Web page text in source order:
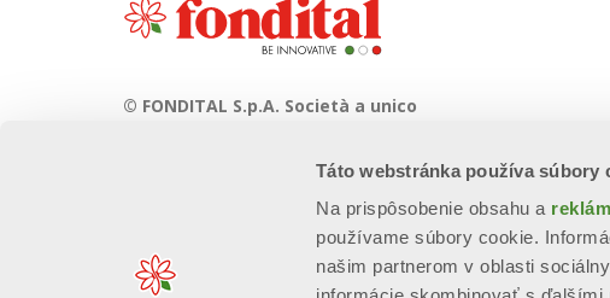
Táto webstránka používa súbory
Na prispôsobenie obsahu a reklám
používame súbory cookie.
našim partnerom v oblasti
© FONDITAL S.p.A. Società a unico
Sede Legale e Amministrativa
Via Cerreto, 40 - 25079 VOBARNO